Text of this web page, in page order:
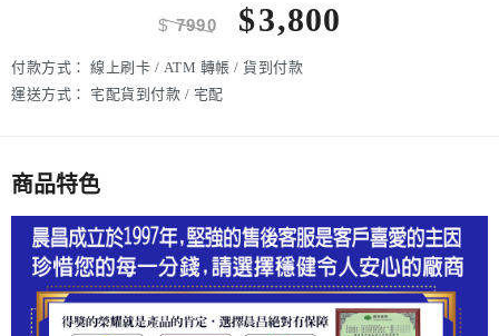
$7990 $3,800
付款方式： 線上刷卡 / ATM 轉帳 / 貨到付款
運送方式：
宅配貨到付款 / 宅配
商品特色